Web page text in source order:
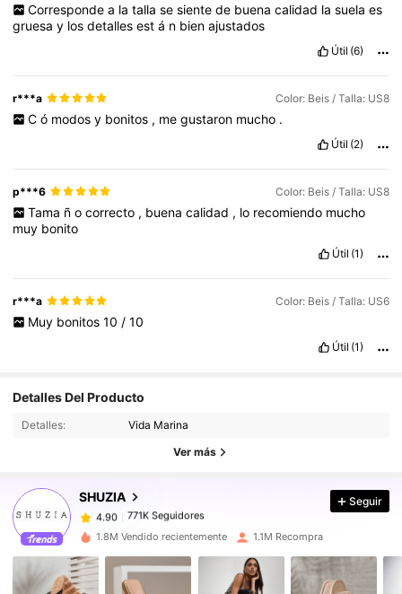
Corresponde a la talla se siente de buena calidad la suela es
gruesay losdetallesestá n bienajustados
Útil (6)
r***a Color: Beis / Talla: US8
C ó modos y bonitos , me gustaron mucho .
Útil (2)
p***6 Color: Beis / Talla: US8
Tama ñ o correcto , buena calidad , lo recomiendo mucho
muy bonito
Útil (1)
r***a Color: Beis / Talla: US6
Muy bonitos 10 / 10
Útil (1)
Detalles Del Producto
Detalles: Vida Marina
Ver más
SHUZIA
4.90 771K Seguidores
771K Seguidores
771K Seguidores
4.90
4.90
771K Seguidores
j***a seguido
Hace 1 horas
771K Seguidores
4.90 771K Seguidores
Seguir
1.8M Vendido recientemente 1.1M Recompra